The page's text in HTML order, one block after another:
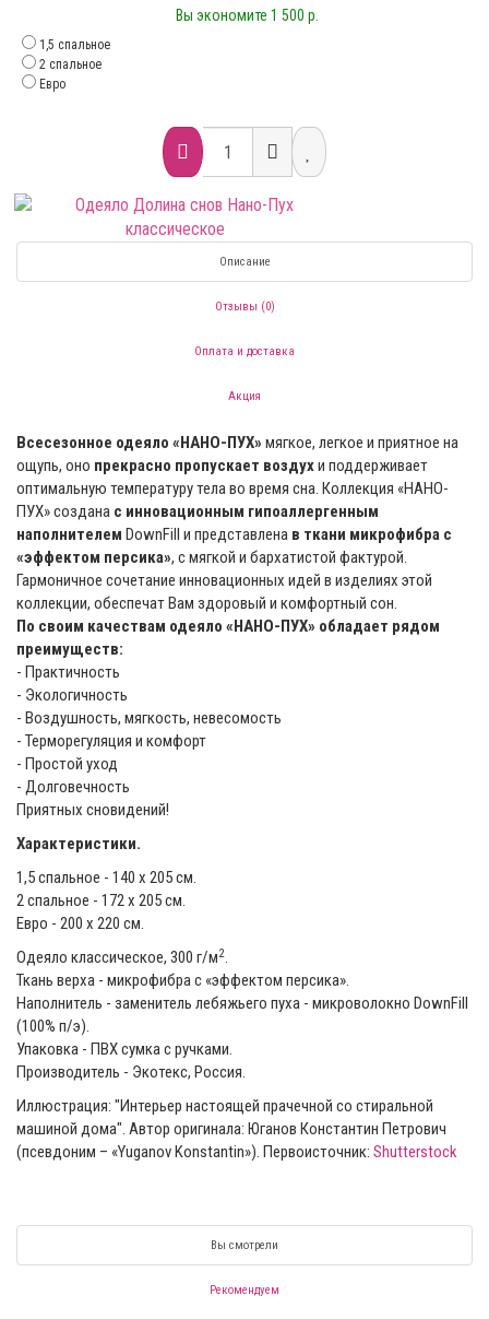
Вы экономите 1 500 р.
1,5 спальное
2 спальное
Евро
Описание
Отзывы (0)
Оплата и доставка
Акция
Всесезонное одеяло «НАНО-ПУХ» мягкое, легкое и приятное на
ощупь, оно прекрасно пропускает воздухи поддерживает
оптимальную температуру тела во время сна. Коллекция «НАНО-
ПУХ» создана с инновационным гипоаллергенным
наполнителем DownFill и представлена в ткани микрофибра с
«эффектом персика», с мягкой и бархатистой фактурой.
Гармоничное сочетание инновационных идей в изделиях этой
коллекции, обеспечат Вам здоровый и комфортный сон.
По своим качествам одеяло «НАНО-ПУХ» обладает рядом
преимуществ:
- Практичность
- Экологичность
- Воздушность, мягкость, невесомость
- Терморегуляция и комфорт
- Простой уход
- Долговечность
Приятных сновидений!
Характеристики.
1,5 спальное - 140 x 205 см.
2 спальное - 172 x 205 см.
Евро - 200 x 220 см.
Одеяло классическое, 300 г/м2.
Ткань верха - микрофибра с «эффектом персика».
Наполнитель - заменитель лебяжьего пуха - микроволокно DownFill
(100% п/э).
Упаковка - ПВХ сумка с ручками.
Производитель - Экотекс, Россия.
Иллюстрация: "Интерьер настоящей прачечной со стиральной
машиной дома". Автор оригинала: Юганов Константин Петрович
(псевдоним – «Yuganov Konstantin»). Первоисточник: Shutterstock
Вы смотрели
Рекомендуем